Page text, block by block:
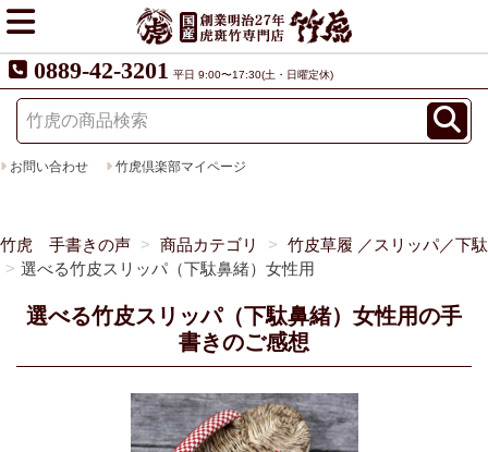
0889-42-3201 平日 9:00〜17:30(土・日曜定休)
お問い合わせ 竹虎倶楽部マイページ
竹虎 手書きの声 商品カテゴリ
竹皮草履 ／スリッパ／下駄
選べる竹皮スリッパ（下駄鼻緒）女性用
選べる竹皮スリッパ（下駄鼻緒）女性用の手
書きのご感想